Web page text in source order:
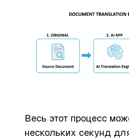
Весь этот процесс
нескольких секунд